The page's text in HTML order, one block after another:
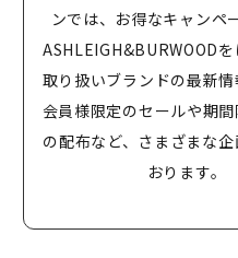
ンでは、お得なキャンペ
ASHLEIGH&BURWOOD
取り扱いブランドの最新情
会員様限定のセールや期
の配布など、さまざまな
おります。